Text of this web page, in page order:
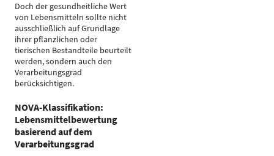
Doch der gesundheitliche Wert
von Lebensmitteln sollte nicht
ausschließlich auf Grundlage
ihrer pflanzlichen oder
tierischen Bestandteile beurteilt
werden, sondern auch den
Verarbeitungsgrad
berücksichtigen.
NOVA-Klassifikation:
Lebensmittelbewertung
basierend auf dem
Verarbeitungsgrad